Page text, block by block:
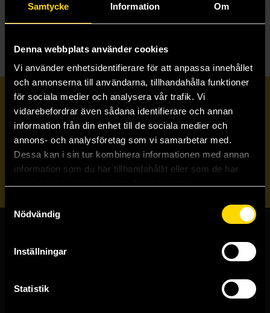
Samtycke Information Om
Denna webbplats använder cookies
Vi använder enhetsidentifierare för att anpassa innehållet
och annonserna till användarna, tillhandahålla funktioner
för sociala medier och analysera vår trafik. Vi
vidarebefordrar även sådana identifierare och annan
information från din enhet till de sociala medier och
annons- och analysföretag som vi samarbetar med.
Dessa kan i sin tur kombinera informationen med annan
information som du har tillhandahållit eller som de har
Nödvändig
Inställningar
Statistik
SAMLINGSVOLYM
TECKNA & MÅLA TECKNAD SERIE
Prenumerera på vårt nyhetsbrev
Veckobrevet
Skicka
Butiker & kundtjänst
Västerlånggatan 48